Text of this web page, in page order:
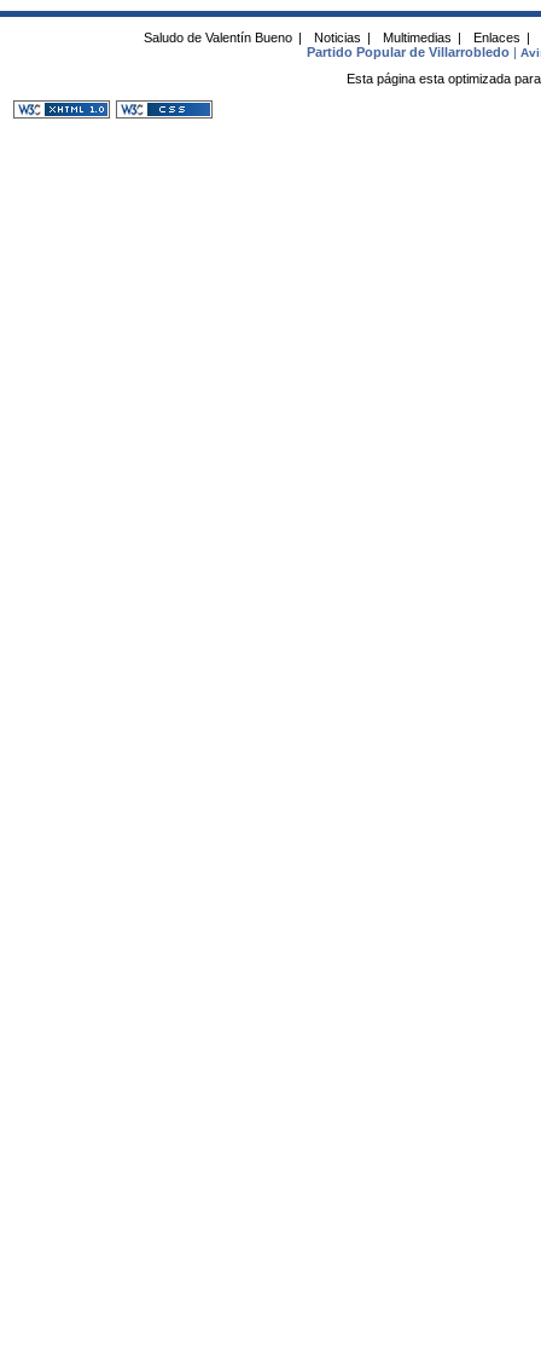
Saludo de Valentín Bueno | Noticias | Multimedias | Enlaces |
Partido Popular de Villarrobledo |
Esta página esta optimizada